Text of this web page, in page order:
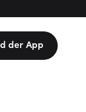
der App